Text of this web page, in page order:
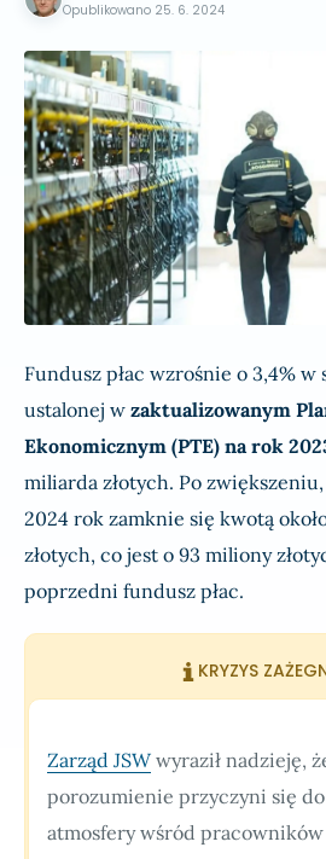
Opublikowano 25. 6. 2024
Fundusz płac wzrośnie o 3,4% w
ustalonej w zaktualizowanym
Ekonomicznym (PTE) na rok
miliarda złotych. Po
2024 rok zamknie się kwotą
złotych, co jest o 93 miliony
poprzedni fundusz płac.
KRYZYS
Zarząd JSW wyraził nadzieję,
porozumienie przyczyni się
atmosfery wśród pracowników